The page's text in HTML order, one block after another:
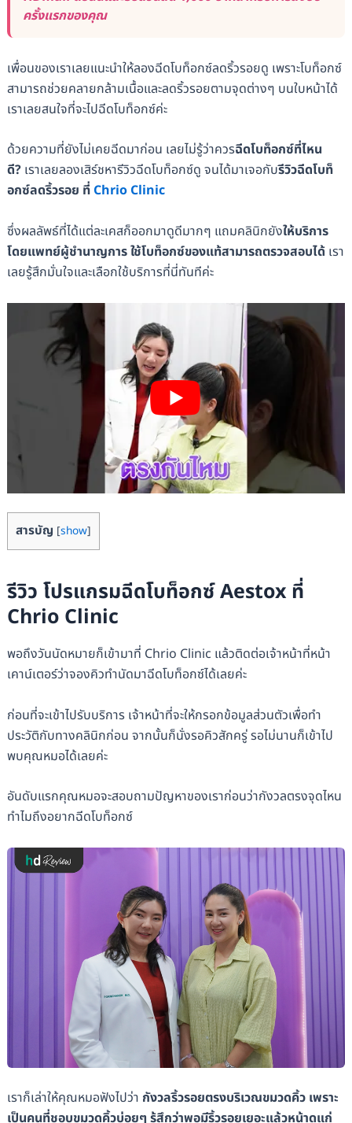
ครั้งแรกของคุณ
เพื่อนของเราเลยแนะนำให้ลองฉีดโบท็อกซ์ลดริ้วรอยดู เพราะโบท็อกซ์
สามารถช่วยคลายกล้ามเนื้อและลดริ้วรอยตามจุดต่างๆ บนใบหน้าได้
เราเลยสนใจที่จะไปฉีดโบท็อกซ์ค่ะ
ด้วยความที่ยังไม่เคยฉีดมาก่อน เลยไม่รู้ว่าควรฉีดโบท็อกซ์ที่ไหน
ดี?เราเลยลองเสิร์ชหารีวิวฉีดโบท็อกซ์ดู จนได้มาเจอกับรีวิวฉีดโบท็
อกซ์ลดริ้วรอย ที่ Chrio Clinic
ซึ่งผลลัพธ์ที่ได้แต่ละเคสก็ออกมาดูดีมากๆ แถมคลินิกยังให้บริการ
โดยแพทย์ผู้ชำนาญการ ใช้โบท็อกซ์ของแท้สามารถตรวจสอบได้เรา
เลยรู้สึกมั่นใจและเลือกใช้บริการที่นี่ทันทีค่ะ
สารบัญ [show]
รีวิว โปรแกรมฉีดโบท็อกซ์ Aestox ที่
Chrio Clinic
พอถึงวันนัดหมายก็เข้ามาที่ Chrio Clinic แล้วติดต่อเจ้าหน้าที่หน้า
เคาน์เตอร์ว่าจองคิวทำนัดมาฉีดโบท็อกซ์ได้เลยค่ะ
ก่อนที่จะเข้าไปรับบริการ เจ้าหน้าที่จะให้กรอกข้อมูลส่วนตัวเพื่อทำ
ประวัติกับทางคลินิกก่อน จากนั้นก็นั่งรอคิวสักครู่ รอไม่นานก็เข้าไป
พบคุณหมอได้เลยค่ะ
อันดับแรกคุณหมอจะสอบถามปัญหาของเราก่อนว่ากังวลตรงจุดไหน
ทำไมถึงอยากฉีดโบท็อกซ์
เราก็เล่าให้คุณหมอฟังไปว่า กังวลริ้วรอยตรงบริเวณขมวดคิ้ว เพราะ
เป็นคนที่ชอบขมวดคิ้วบ่อยๆ รู้สึกว่าพอมีริ้วรอยเยอะแล้วหน้าดูแก่